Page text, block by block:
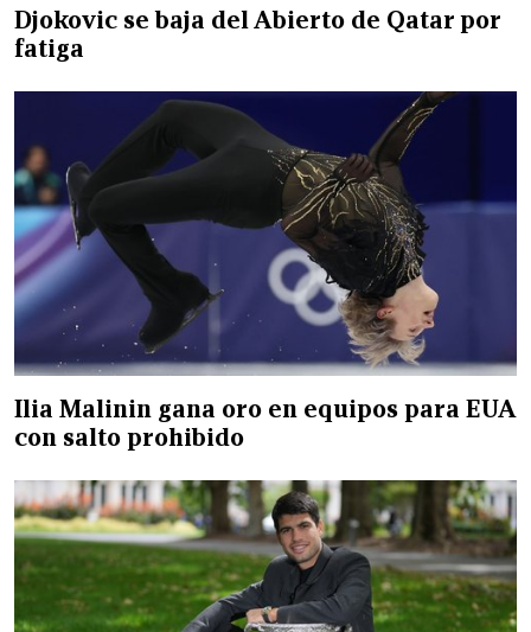
Djokovic se baja del Abierto de Qatar por
fatiga
Ilia Malinin gana oro en equipos para EUA
con salto prohibido